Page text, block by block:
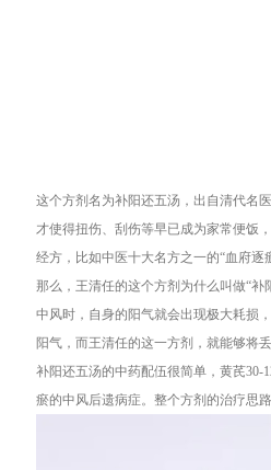
这个方剂名为补阳还五汤，出自清代名
才使得扭伤、刮伤等早已成为家常便饭
经方，比如中医十大名方之一的“血府逐
那么，王清任的这个方剂为什么叫做“
中风时，自身的阳气就会出现极大耗损
阳气，而王清任的这一方剂，就能够将
补阳还五汤的中药配伍很简单，黄芪30-
瘀的中风后遗病症。整个方剂的治疗思